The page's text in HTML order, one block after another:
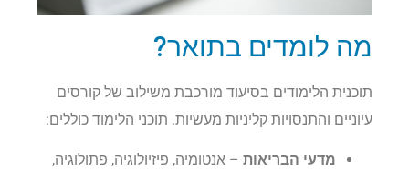
מה לומדים בתואר?
תוכנית הלימודים בסיעוד מורכבת משילוב של קורסים
עיוניים והתנסויות קליניות מעשיות. תוכני הלימוד כוללים:
מדעי הבריאות– אנטומיה, פיזיולוגיה, פתולוגיה,